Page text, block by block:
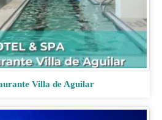
Villa de Aguilar